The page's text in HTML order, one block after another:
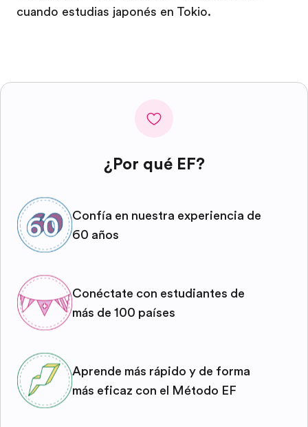
cuando estudias japonés en Tokio.
¿Por qué EF?
Confía en nuestra experiencia de
60 años
Conéctate con estudiantes de
más de 100 países
Aprende más rápido y de forma
más eficaz con el Método EF